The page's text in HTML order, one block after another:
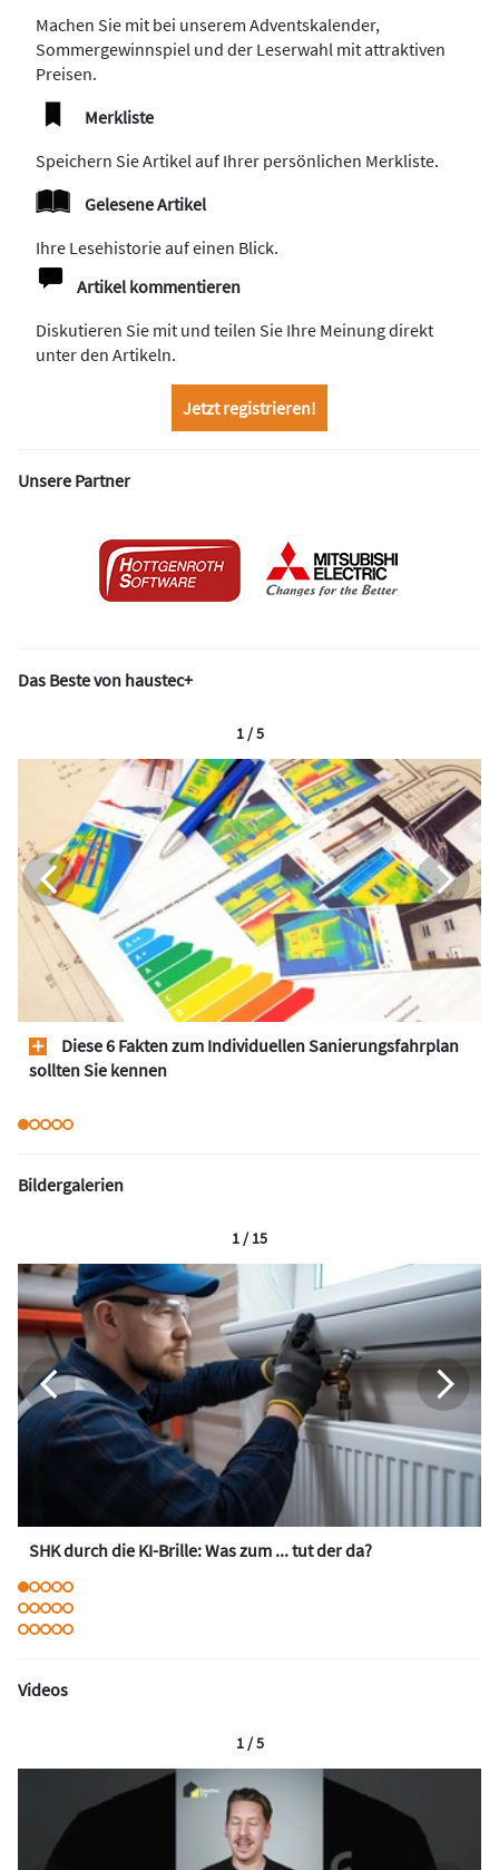
Machen Sie mit bei unserem Adventskalender,
Sommergewinnspiel und der Leserwahl mit attraktiven
Preisen.
Merkliste
Speichern Sie Artikel auf Ihrer persönlichen Merkliste.
Gelesene Artikel
Ihre Lesehistorie auf einen Blick.
Artikel kommentieren
Diskutieren Sie mit und teilen Sie Ihre Meinung direkt
unter den Artikeln.
Jetzt registrieren!
Unsere Partner
Das Beste von haustec+
Diese 6 Fakten zum Individuellen Sanierungsfahrplan
sollten Sie kennen
1 / 5
Bildergalerien
SHK durch die KI-Brille: Was zum ... tut der da?
1 / 15
Videos
1 / 5